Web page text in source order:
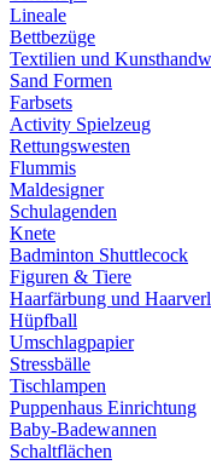
Lineale
Bettbezüge
Textilien und
Sand Formen
Farbsets
Activity Spielzeug
Rettungswesten
Flummis
Maldesigner
Schulagenden
Knete
Badminton Shuttlecock
Figuren & Tiere
Haarfärbung und
Hüpfball
Umschlagpapier
Stressbälle
Tischlampen
Puppenhaus Einrichtung
Baby-Badewannen
Schaltflächen